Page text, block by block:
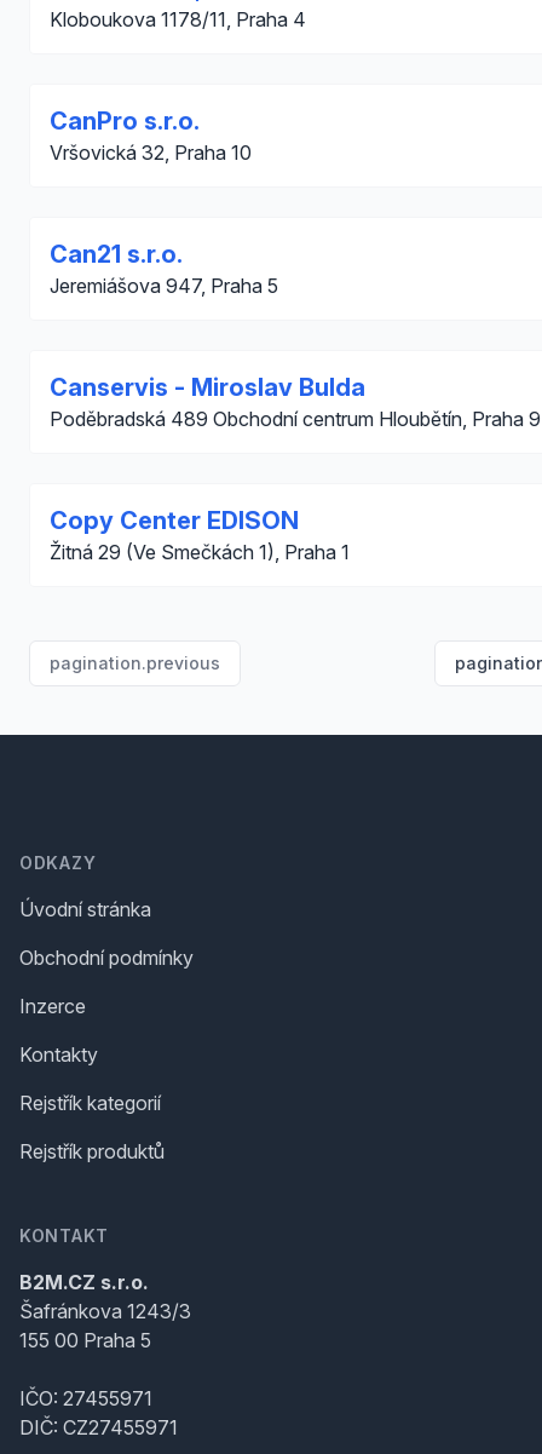
Kloboukova 1178/11, Praha 4
CanPro s.r.o.
Vršovická 32, Praha 10
Can21 s.r.o.
Jeremiášova 947, Praha 5
Canservis - Miroslav Bulda
Poděbradská 489 Obchodní centrum Hloubětín, Praha 9
Copy Center EDISON
Žitná 29 (Ve Smečkách 1), Praha 1
pagination.previous
ODKAZY
Úvodní stránka
Obchodní podmínky
Inzerce
Kontakty
Rejstřík kategorií
Rejstřík produktů
KONTAKT
B2M.CZ s.r.o.
Šafránkova 1243/3
155 00 Praha 5
IČO: 27455971
DIČ: CZ27455971